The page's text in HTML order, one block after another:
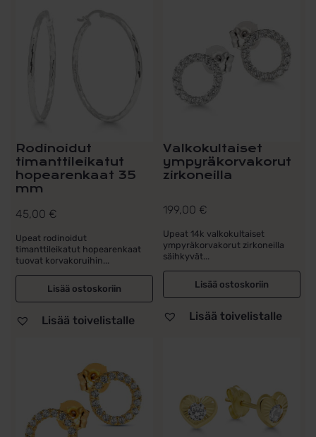
Rodinoidut
timanttileikatut
hopearenkaat 35
mm
45,00 €
Upeat rodinoidut
timanttileikatut hopearenkaat
tuovat korvakoruihin...
Lisää ostoskoriin
Lisää toivelistalle
Valkokultaiset
ympyräkorvakorut
zirkoneilla
199,00 €
Upeat 14k valkokultaiset
ympyräkorvakorut zirkoneilla
säihkyvät...
Lisää ostoskoriin
Lisää toivelistalle